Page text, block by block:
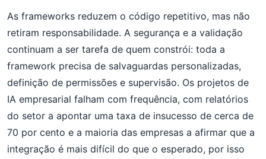
As frameworks reduzem o código repetitivo, mas não
retiram responsabilidade. A segurança e a validação
continuam a ser tarefa de quem constrói: toda a
framework precisa de salvaguardas personalizadas,
definição de permissões e supervisão. Os projetos de
IA empresarial falham com frequência, com relatórios
do setor a apontar uma taxa de insucesso de cerca de
70 por cento e a maioria das empresas a afirmar que a
integração é mais difícil do que o esperado, por isso